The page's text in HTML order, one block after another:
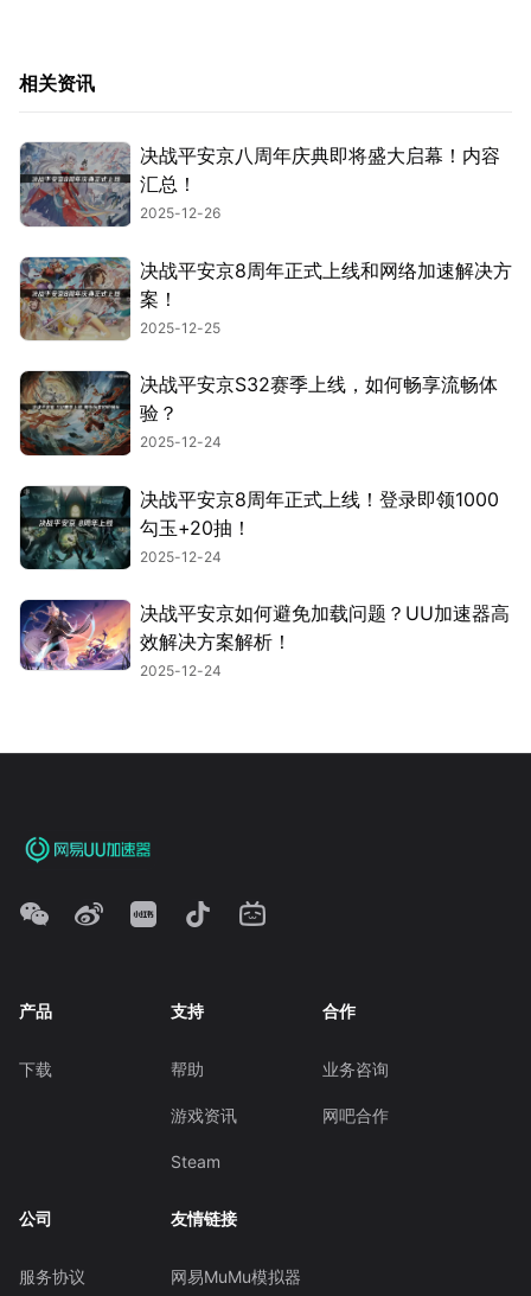
相关资讯
决战平安京八周年庆典即将盛大启幕！内容
汇总！
2025-12-26
决战平安京8周年正式上线和网络加速解决方
案！
2025-12-25
决战平安京S32赛季上线，如何畅享流畅体
验？
2025-12-24
决战平安京8周年正式上线！登录即领1000
勾玉+20抽！
2025-12-24
决战平安京如何避免加载问题？UU加速器高
效解决方案解析！
2025-12-24
产品
下载
支持
帮助
游戏资讯
Steam
合作
业务咨询
网吧合作
公司
服务协议
友情链接
网易MuMu模拟器